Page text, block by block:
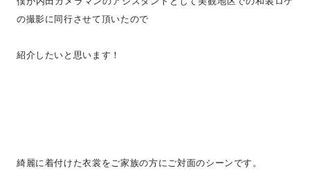
の撮影に同行させて頂いたので
紹介したいと思います！
綺麗に着付けた衣裳をご家族の方にご対面のシーンです。